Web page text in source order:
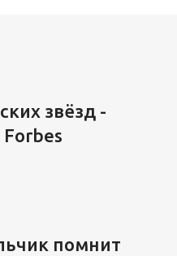
звёзд -
помнит